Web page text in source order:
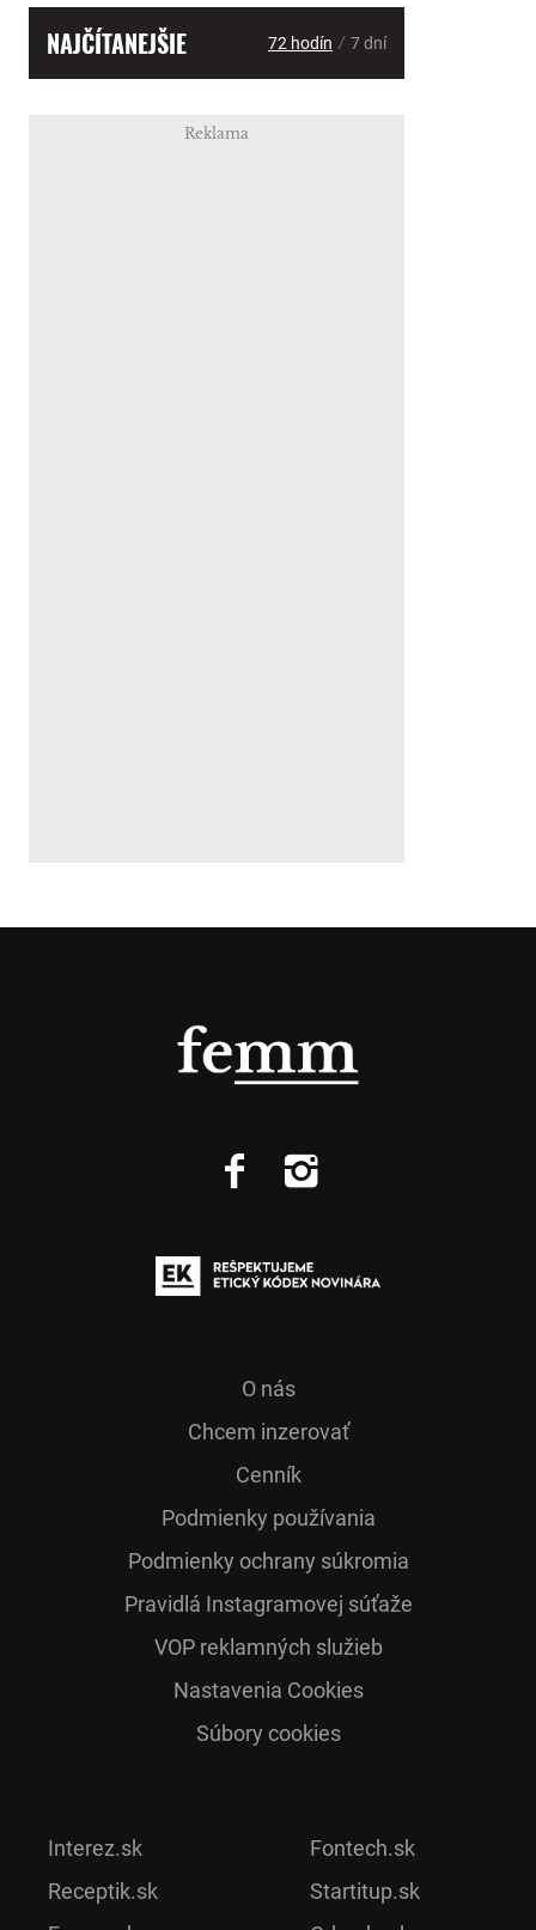
NAJČÍTANEJŠIE 72 hodín / 7 dní
Reklama
O nás
Chcem inzerovať
Cenník
Podmienky používania
Podmienky ochrany súkromia
Pra­vidlá Ins­ta­gra­mo­vej sú­ťaže
VOP reklamných služieb
Nastavenia Cookies
Súbory cookies
Interez.sk
Receptik.sk
Fontech.sk
Startitup.sk